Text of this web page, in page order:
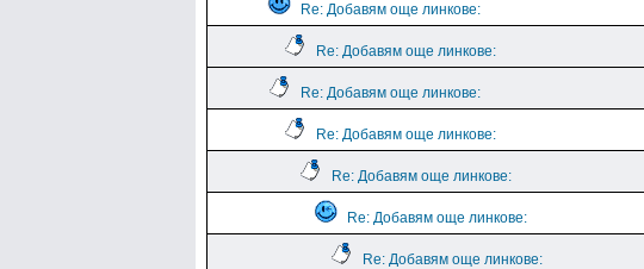
Re: Добавям още линкове:
Re: Добавям още линкове:
Re: Добавям още линкове:
Re: Добавям още линкове:
Re: Добавям още линкове:
Re: Добавям още линкове:
Re: Добавям още линкове: